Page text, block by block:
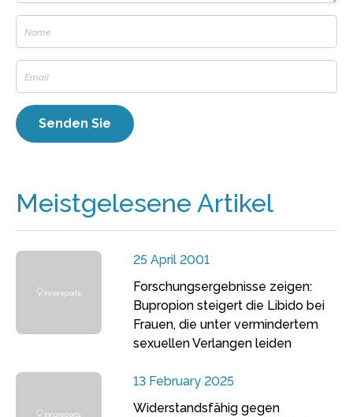
Meistgelesene Artikel
25 April 2001
Forschungsergebnisse zeigen:
Bupropion steigert die Libido bei
Frauen, die unter vermindertem
sexuellen Verlangen leiden
13 February 2025
Widerstandsfähig gegen